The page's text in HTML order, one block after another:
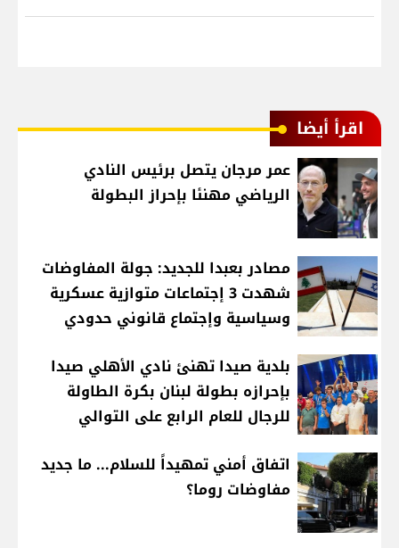
اقرأ أيضا
عمر مرجان يتصل برئيس النادي
الرياضي مهنئا بإحراز البطولة
مصادر بعبدا للجديد: جولة المفاوضات
شهدت 3 إجتماعات متوازية عسكرية
وسياسية وإجتماع قانوني حدودي
بلدية صيدا تهنئ نادي الأهلي صيدا
بإحرازه بطولة لبنان بكرة الطاولة
للرجال للعام الرابع على التوالي
اتفاق أمني تمهيداً للسلام... ما جديد
مفاوضات روما؟